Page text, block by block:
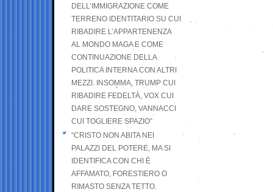
DELL’IMMIGRAZIONE COME
TERRENO IDENTITARIO SU CUI
RIBADIRE L’APPARTENENZA
AL MONDO MAGA E COME
CONTINUAZIONE DELLA
POLITICA INTERNA CON ALTRI
MEZZI. INSOMMA, TRUMP CUI
RIBADIRE FEDELTÀ, VOX CUI
DARE SOSTEGNO, VANNACCI
CUI TOGLIERE SPAZIO”
“CRISTO NON ABITA NEI
PALAZZI DEL POTERE, MA SI
IDENTIFICA CON CHI È
AFFAMATO, FORESTIERO O
RIMASTO SENZA TETTO.